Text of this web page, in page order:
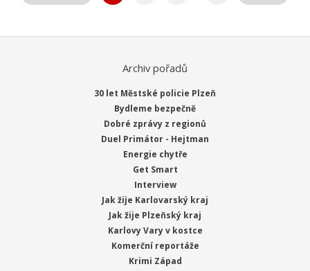
Archiv pořadů
30 let Městské policie Plzeň
Bydleme bezpečně
Dobré zprávy z regionů
Duel Primátor - Hejtman
Energie chytře
Get Smart
Interview
Jak žije Karlovarský kraj
Jak žije Plzeňský kraj
Karlovy Vary v kostce
Komerční reportáže
Krimi Západ